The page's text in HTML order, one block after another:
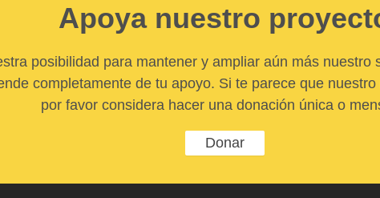
Apoya nuestro
posibilidad para mantener y ampliar aún más nuestro
completamente de tu apoyo. Si te parece que
por favor considera hacer una donación única o
Donar